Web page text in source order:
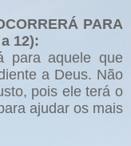
PARA
12):
para aquele que
a Deus. Não
pois ele terá o
ajudar os mais